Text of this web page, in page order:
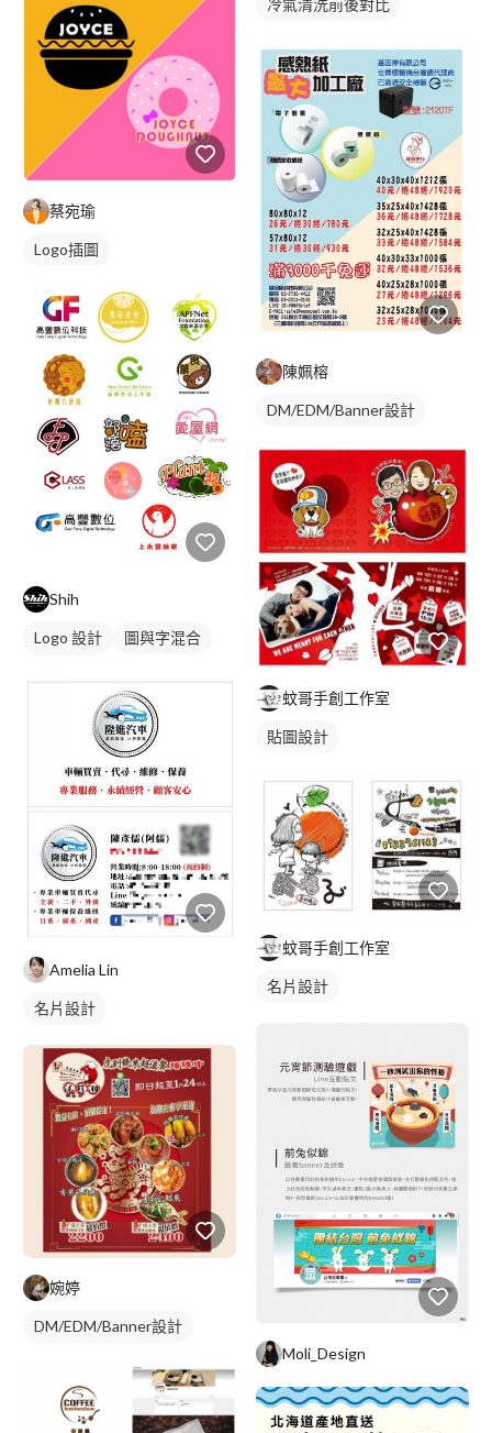
蔡宛瑜
Logo插圖
Shih
Logo 設計
圖與字混合
Amelia Lin
名片設計
婉婷
DM/EDM/Banner設計
陳姵榕
DM/EDM/Banner設計
蚊哥手創工作室
貼圖設計
蚊哥手創工作室
名片設計
Moli_Design